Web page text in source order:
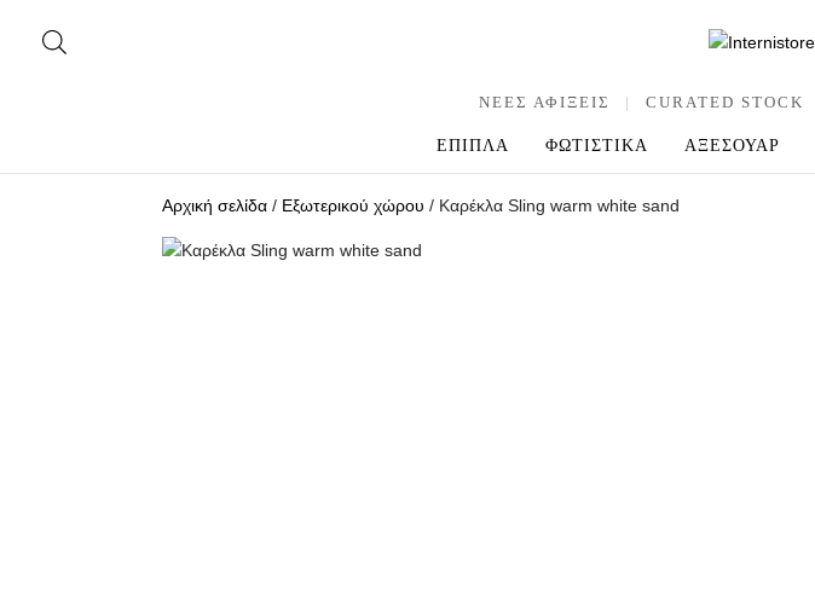
ΝΕΕΣ ΑΦΙΞΕΙΣ | CURATED STOCK
ΕΠΙΠΛΑ ΦΩΤΙΣΤΙΚΑ ΑΞΕΣΟΥΑΡ
Αρχική σελίδα / Εξωτερικού χώρου / Καρέκλα Sling warm white sand